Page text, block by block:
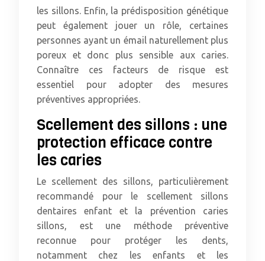
les sillons. Enfin, la prédisposition génétique
peut également jouer un rôle, certaines
personnes ayant un émail naturellement plus
poreux et donc plus sensible aux caries.
Connaître ces facteurs de risque est
essentiel pour adopter des mesures
préventives appropriées.
Scellement des sillons : une
protection efficace contre
les caries
Le scellement des sillons, particulièrement
recommandé pour le scellement sillons
dentaires enfant et la prévention caries
sillons, est une méthode préventive
reconnue pour protéger les dents,
notamment chez les enfants et les